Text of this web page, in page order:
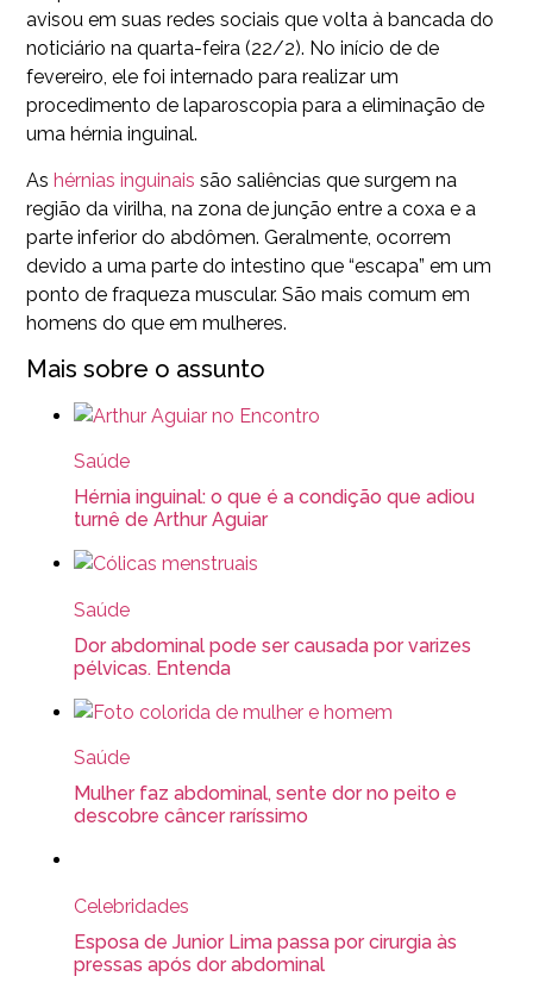
avisou em suas redes sociais que volta à bancada do
noticiário na quarta-feira (22/2). No início de de
fevereiro, ele foi internado para realizar um
procedimento de laparoscopia para a eliminação de
uma hérnia inguinal.
As hérnias inguinais são saliências que surgem na
região da virilha, na zona de junção entre a coxa e a
parte inferior do abdômen. Geralmente, ocorrem
devido a uma parte do intestino que “escapa” em um
ponto de fraqueza muscular. São mais comum em
homens do que em mulheres.
Mais sobre o assunto
Saúde
Hérnia inguinal: o que é a condição que adiou
turnê de Arthur Aguiar
Saúde
Dor abdominal pode ser causada por varizes
pélvicas. Entenda
Saúde
Mulher faz abdominal, sente dor no peito e
descobre câncer raríssimo
Celebridades
Esposa de Junior Lima passa por cirurgia às
pressas após dor abdominal